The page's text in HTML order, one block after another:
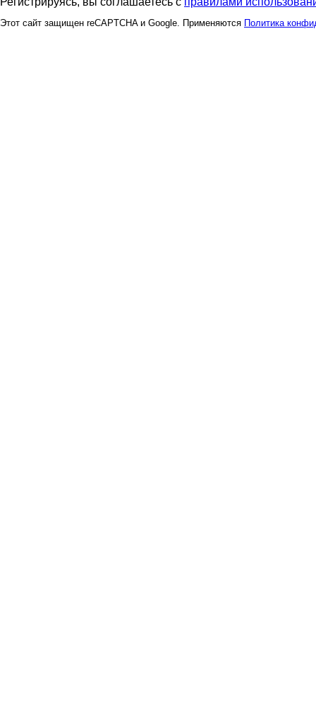
Этот сайт защищен reCAPTCHA и Google. Применяются Политика